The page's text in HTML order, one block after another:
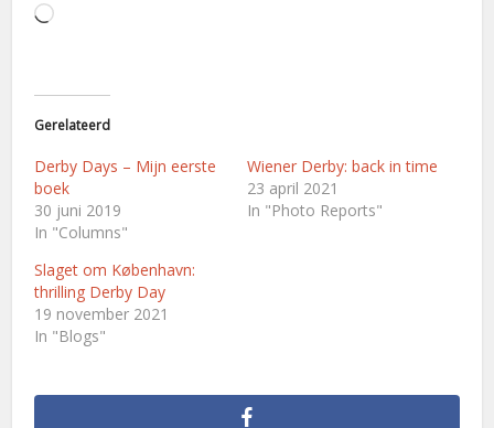
Aan
Gerelateerd
Derby Days – Mijn eerste
boek
30 juni 2019
In "Columns"
Wiener Derby: back in time
23 april 2021
In "Photo Reports"
Slaget om København:
thrilling Derby Day
19 november 2021
In "Blogs"